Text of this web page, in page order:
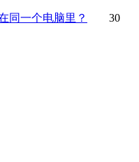
同一个电脑里？
30